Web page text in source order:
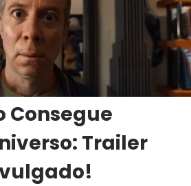
Consegue
Trailer